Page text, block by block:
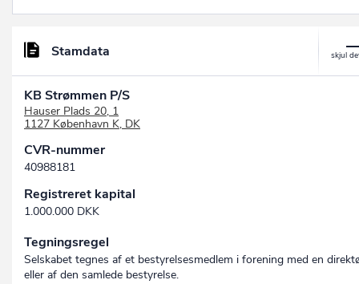
Stamdata
KB Strømmen P/S
Hauser Plads 20, 1
1127 København K, DK
CVR-nummer
40988181
Registreret kapital
1.000.000 DKK
Tegningsregel
Selskabet tegnes af et bestyrelsesmedlem i forening med en
eller af den samlede bestyrelse.